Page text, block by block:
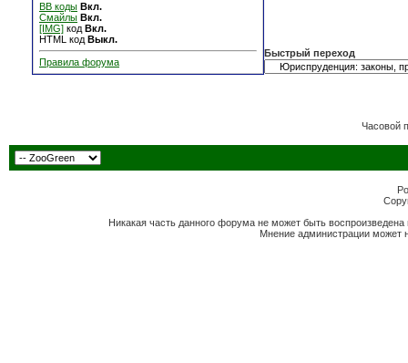
BB коды Вкл.
Смайлы Вкл.
[IMG] код Вкл.
HTML код Выкл.
Правила форума
Быстрый переход
Часовой
Никакая часть данного форума не может быть
Мнение администрации может